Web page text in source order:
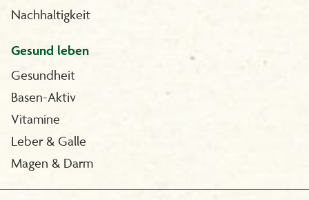
Nachhaltigkeit
Gesund leben
Gesundheit
Basen-Aktiv
Vitamine
Leber & Galle
Magen & Darm